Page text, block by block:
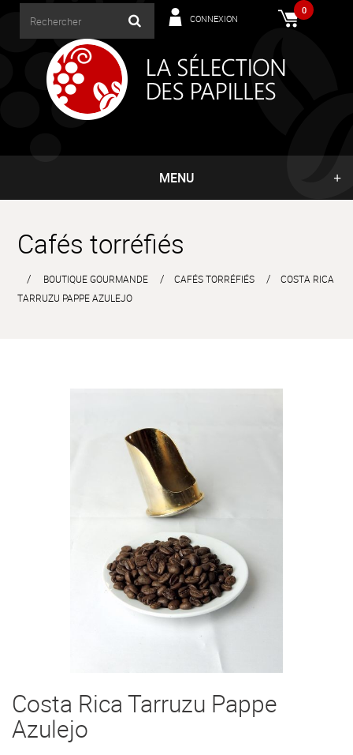
0
CONNEXION
MENU
Cafés torréfiés
BOUTIQUE GOURMANDE CAFÉS TORRÉFIÉS
COSTA RICA
TARRUZU PAPPE AZULEJO
Costa Rica Tarruzu Pappe
Azulejo